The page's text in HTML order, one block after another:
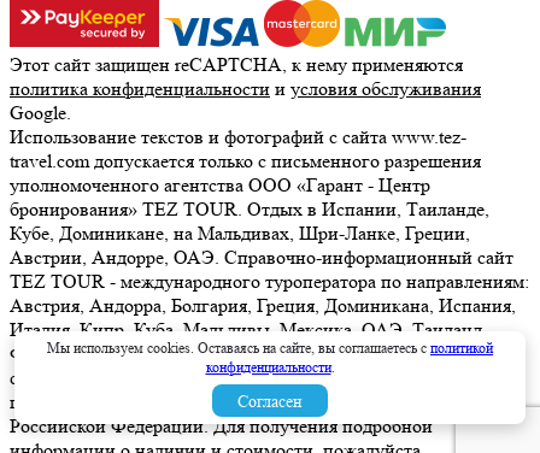
Этот сайт защищен reCAPTCHA, к нему применяются
политика конфиденциальности и условия обслуживания
Google.
Использование текстов и фотографий с сайта www.tez-
travel.com допускается только с письменного разрешения
уполномоченного агентства ООО «Гарант - Центр
бронирования» TEZ TOUR. Отдых в Испании, Таиланде,
Кубе, Доминикане, на Мальдивах, Шри-Ланке, Греции,
Австрии, Андорре, ОАЭ. Справочно-информационный сайт
TEZ TOUR - международного туроператора по направлениям:
Австрия, Андорра, Болгария, Греция, Доминикана, Испания,
Италия, Кипр, Куба, Мальдивы, Мексика, ОАЭ, Таиланд,
Франция, Шри-Ланка. Информация о ценах, указанная на
сайте, не является ни рекламой, ни офертой. определяемой
положениями Статьи 437 (2) Гражданского кодекса
Российской Федерации. Для получения подробной
Мы используем cookies. Оставаясь на сайте, вы соглашаетесь с политикой
конфиденциальности.
Согласен